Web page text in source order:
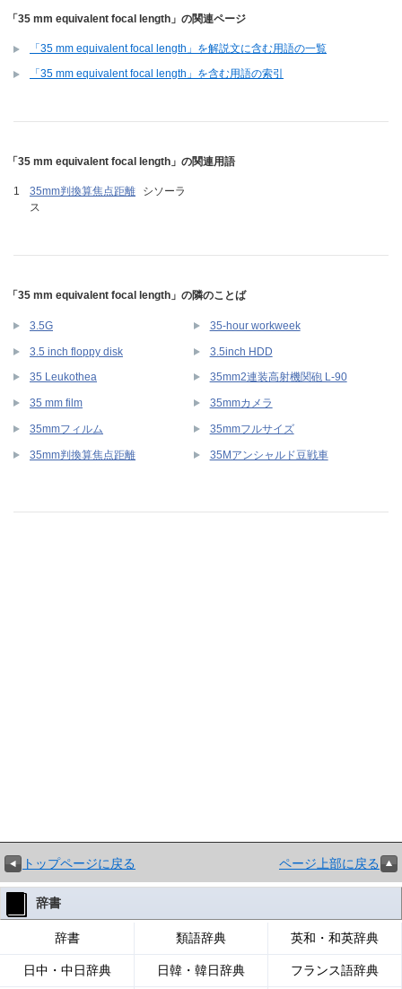
「35 mm equivalent focal length」の関連ページ
「35 mm equivalent focal length」を解説文に含む用語の一覧
「35 mm equivalent focal length」を含む用語の索引
「35 mm equivalent focal length」の関連用語
35mm判換算焦点距離
シソーラ
ス
「35 mm equivalent focal length」の隣のことば
3.5G 35-hour workweek
3.5 inch floppy disk 3.5inch HDD
35 Leukothea 35mm2連装高射機関砲 L-90
35 mm film 35mmカメラ
35mmフィルム 35mmフルサイズ
35mm判換算焦点距離 35Mアンシャルド豆戦車
トップページに戻る ページ上部に戻る
辞書
辞書 類語辞典 英和・和英辞典
日中・中日辞典 日韓・韓日辞典 フランス語辞典